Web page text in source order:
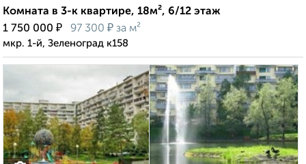
Комната в 3-к квартире, 18м², 6/12 этаж
1 750 000 ₽ 97 300 ₽ за м²
мкр. 1-й, Зеленоград к158